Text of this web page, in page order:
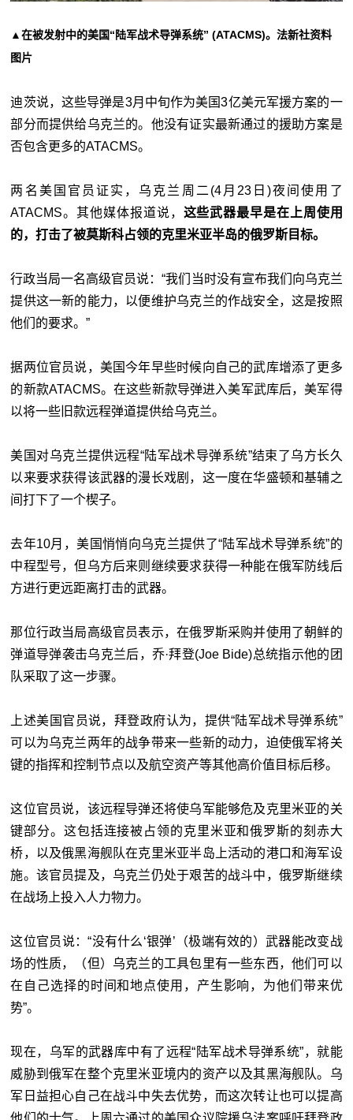
▲在被发射中的美国“陆军战术导弹系统” (ATACMS)。法新社资料
图片
迪茨说，这些导弹是3月中旬作为美国3亿美元军援方案的一
部分而提供给乌克兰的。他没有证实最新通过的援助方案是
否包含更多的ATACMS。
两名美国官员证实，乌克兰周二(4月23日)夜间使用了
ATACMS。其他媒体报道说， 这些武器最早是在上周使用
的，打击了被莫斯科占领的克里米亚半岛的俄罗斯目标。
行政当局一名高级官员说：“我们当时没有宣布我们向乌克兰
提供这一新的能力，以便维护乌克兰的作战安全，这是按照
他们的要求。”
据两位官员说，美国今年早些时候向自己的武库增添了更多
的新款ATACMS。在这些新款导弹进入美军武库后，美军得
以将一些旧款远程弹道提供给乌克兰。
美国对乌克兰提供远程“陆军战术导弹系统”结束了乌方长久
以来要求获得该武器的漫长戏剧，这一度在华盛顿和基辅之
间打下了一个楔子。
去年10月，美国悄悄向乌克兰提供了“陆军战术导弹系统”的
中程型号，但乌方后来则继续要求获得一种能在俄军防线后
方进行更远距离打击的武器。
那位行政当局高级官员表示，在俄罗斯采购并使用了朝鲜的
弹道导弹袭击乌克兰后，乔·拜登(Joe Bide)总统指示他的团
队采取了这一步骤。
上述美国官员说，拜登政府认为，提供“陆军战术导弹系统”
可以为乌克兰两年的战争带来一些新的动力，迫使俄军将关
键的指挥和控制节点以及航空资产等其他高价值目标后移。
这位官员说，该远程导弹还将使乌军能够危及克里米亚的关
键部分。这包括连接被占领的克里米亚和俄罗斯的刻赤大
桥，以及俄黑海舰队在克里米亚半岛上活动的港口和海军设
施。该官员提及，乌克兰仍处于艰苦的战斗中，俄罗斯继续
在战场上投入人力物力。
这位官员说：“没有什么‘银弹’（极端有效的）武器能改变战
场的性质，（但）乌克兰的工具包里有一些东西，他们可以
在自己选择的时间和地点使用，产生影响，为他们带来优
势”。
现在，乌军的武器库中有了远程“陆军战术导弹系统”，就能
威胁到俄军在整个克里米亚境内的资产以及其黑海舰队。乌
军日益担心自己在战斗中失去优势，而这次转让也可以提高